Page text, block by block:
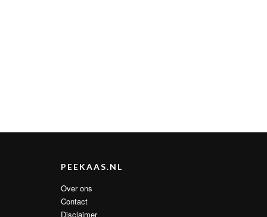
PEEKAAS.NL
Over ons
Contact
Disclaimer